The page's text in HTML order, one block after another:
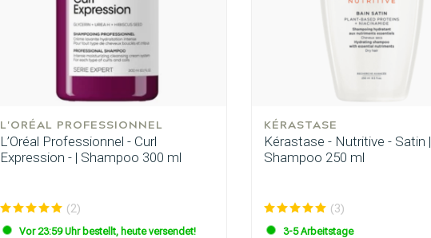
L'ORÉAL PROFESSIONNEL
L’Oréal Professionnel - Curl
Expression - | Shampoo 300 ml
(2)
Vor 23:59 Uhr bestellt, heute versendet!
KÉRASTASE
Kérastase - Nutritive - Satin |
Shampoo 250 ml
(3)
3-5 Arbeitstage